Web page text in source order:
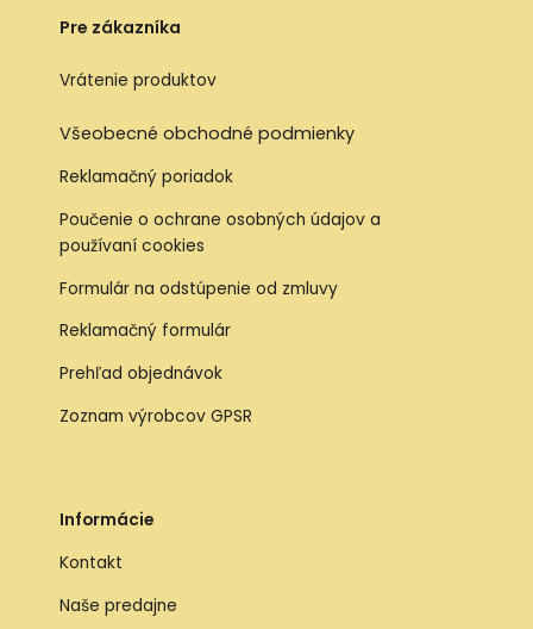
Pre zákazníka
Vrátenie produktov
Všeobecné obchodné podmienky
Reklamačný poriadok
Poučenie o ochrane osobných údajov a
používaní cookies
Formulár na odstúpenie od zmluvy
Reklamačný formulár
Prehľad objednávok
Zoznam výrobcov GPSR
Informácie
Kontakt
Naše predajne